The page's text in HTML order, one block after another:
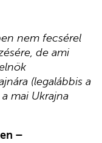
nem fecsérel
de ami
(legalábbis a
mai Ukrajna
–